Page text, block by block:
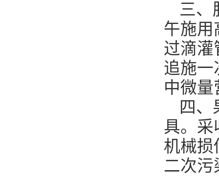
三、
午施用
过滴灌
追施一
中微量
四、
具。采
机械损
二次污